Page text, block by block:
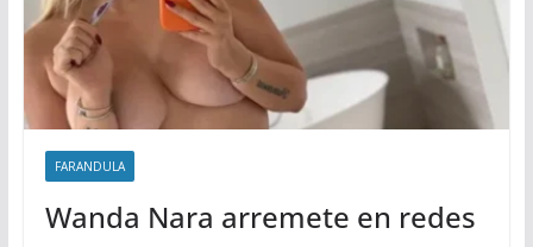
FARANDULA
Wanda Nara arremete en redes